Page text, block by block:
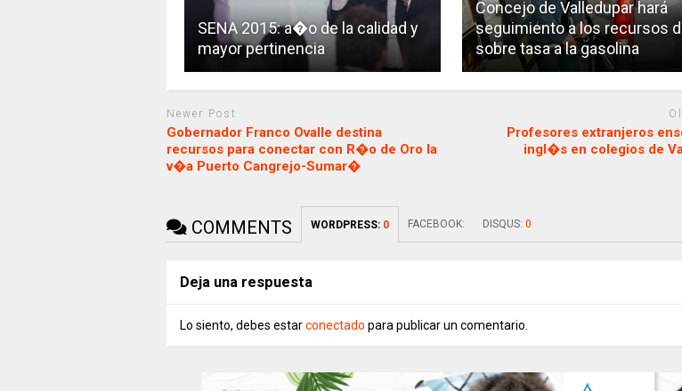
SENA 2015: a�o de la calidad y
mayor pertinencia
Concejo de Valledupar hará
seguimiento a los recursos
sobre tasa a la gasolina
Newer Post
Gobernador Franco Ovalle destina
recursos para conectar con R�o de Oro la
v�a Puerto Cangrejo-Sumar�
Profesores extranjeros
ingl�s en colegios de
COMMENTS WORDPRESS: 0 FACEBOOK: DISQUS: 0
Deja una respuesta
Lo siento, debes estarconectado para publicar un comentario.